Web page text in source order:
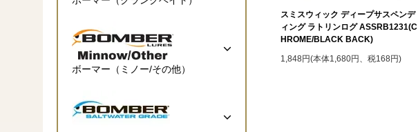
スミスウィック ディープサスペンデ
ィング ラトリンログ ASSRB1231(C
HROME/BLACK BACK)
1,848円(本体1,680円、税168円)
ボーマー（ミノー/その他）